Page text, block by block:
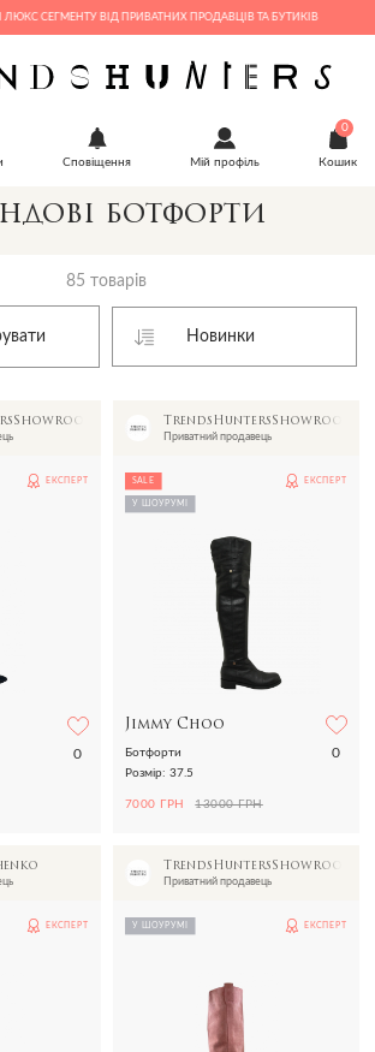
ВІД ПРИВАТНИХ ПРОДАВЦІВ ТА БУТИКІВ
Сповіщення Мій профіль
0
Кошик
ботфорти
85 товарів
ЕКСПЕРТ
0
TrendsHuntersShowroom
Приватний продавець
SALE
У ШОУРУМІ
ЕКСПЕРТ
Jimmy Choo
0
Ботфорти
Розмір: 37.5
7000 ГРН 13000 ГРН
ЕКСПЕРТ
TrendsHuntersShowroom
Приватний продавець
У ШОУРУМІ ЕКСПЕРТ